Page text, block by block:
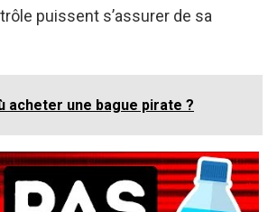
puissent s’assurer de sa
acheter une bague pirate ?